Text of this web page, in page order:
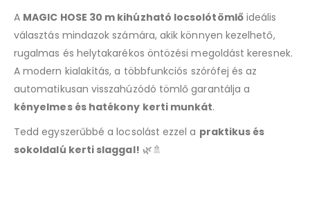
A MAGIC HOSE 30 m kihúzható locsolótömlőideális
választás mindazok számára, akik könnyen kezelhető,
rugalmas és helytakarékos öntözési megoldást keresnek.
A modern kialakítás, a többfunkciós szórófej és az
automatikusan visszahúzódó tömlő garantálja a
kényelmes és hatékony kerti munkát.
Tedd egyszerűbbé a locsolást ezzel a praktikus és
sokoldalú kerti slaggal! 🌿🚿